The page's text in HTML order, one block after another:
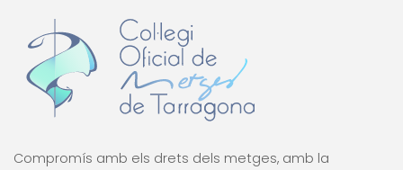
Compromís amb els drets dels metges, amb la